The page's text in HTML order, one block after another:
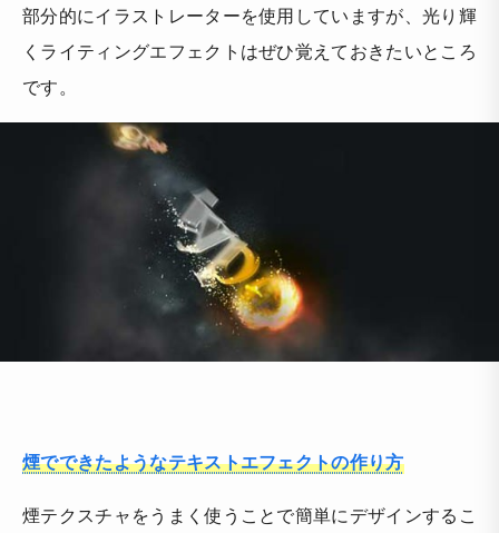
部分的にイラストレーターを使用していますが、光り輝
くライティングエフェクトはぜひ覚えておきたいところ
です。
煙でできたようなテキストエフェクトの作り方
煙テクスチャをうまく使うことで簡単にデザインするこ